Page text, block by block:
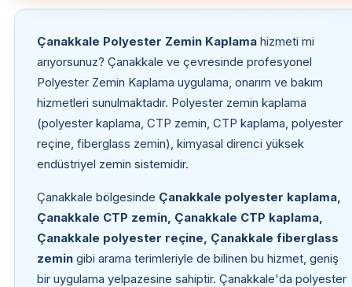
Çanakkale Polyester Zemin Kaplamahizmeti mi
arıyorsunuz? Çanakkale ve çevresinde profesyonel
Polyester Zemin Kaplama uygulama, onarım ve bakım
hizmetleri sunulmaktadır. Polyester zemin kaplama
(polyester kaplama, CTP zemin, CTP kaplama, polyester
reçine, fiberglass zemin), kimyasal direnci yüksek
endüstriyel zemin sistemidir.
Çanakkale bölgesinde Çanakkale polyester kaplama,
Çanakkale CTP zemin, Çanakkale CTP kaplama,
Çanakkale polyester reçine, Çanakkale fiberglass
zemingibi arama terimleriyle de bilinen bu hizmet, geniş
bir uygulama yelpazesine sahiptir. Çanakkale'da polyester